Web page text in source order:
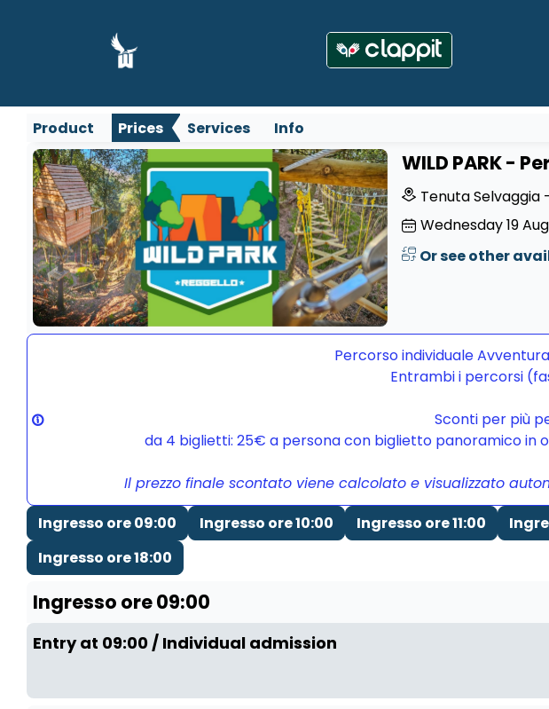
Product Prices Services Info
WILD PARK -
Tenuta Selvaggia
Wednesday19
Or see other
Percorso individuale
Entrambi i percorsi
Sconti per più
da 4 biglietti: 25€ a persona con biglietto panoramico in
Il prezzo finale scontato viene calcolato e visualizzato
Ingresso ore 09:00
Ingresso ore 10:00 Ingresso ore 11:00
Ingresso ore 18:00
Ingresso ore 09:00
Entry at 09:00 / Individual admission